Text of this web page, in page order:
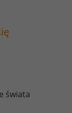
świata